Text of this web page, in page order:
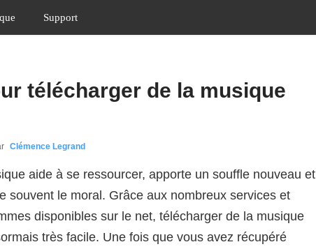
Support
télécharger de la musique
Clémence Legrand
aide à se ressourcer, apporte un souffle nouveau et
souvent le moral. Grâce aux nombreux services et
disponibles sur le net, télécharger de la musique
très facile. Une fois que vous avez récupéré